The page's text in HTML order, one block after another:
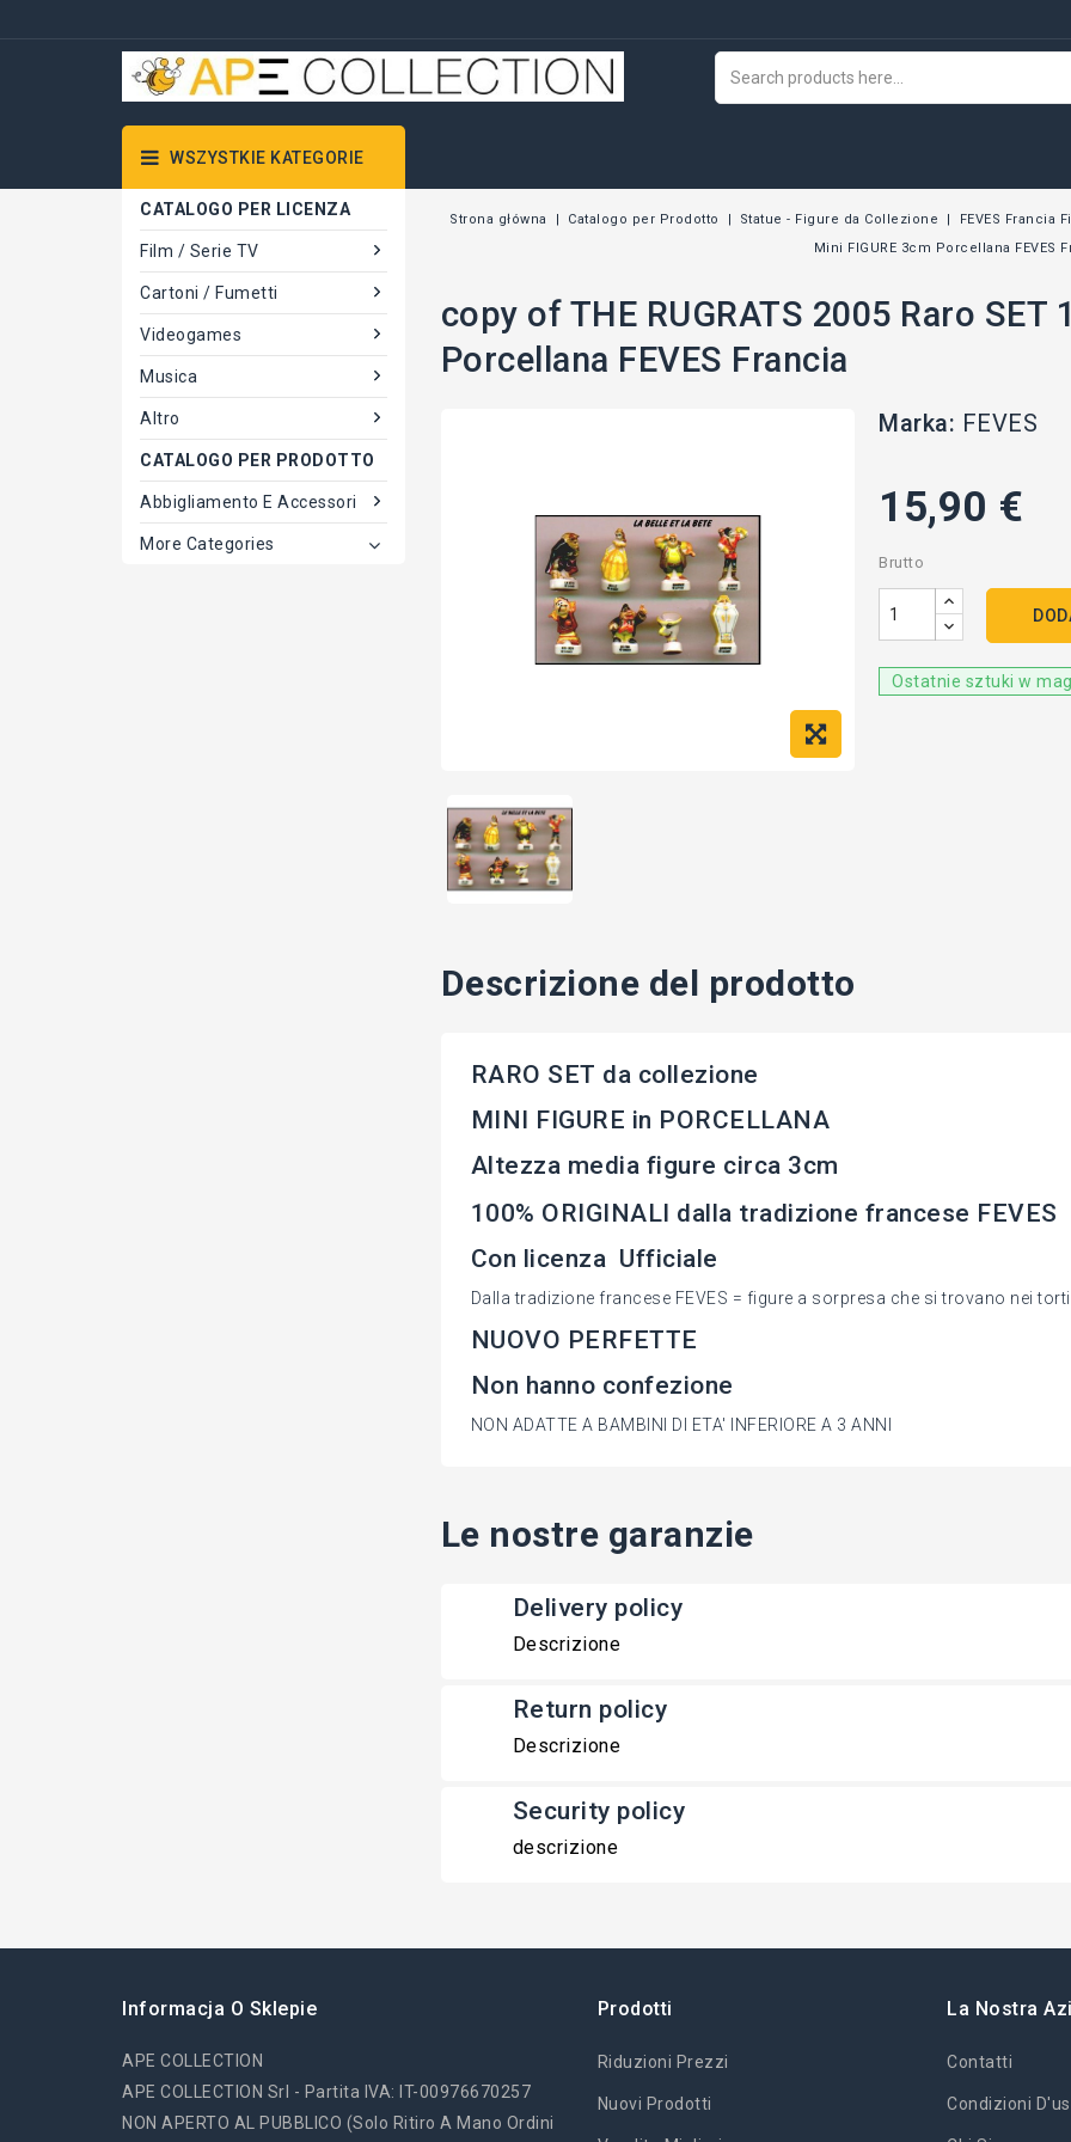
WSZYSTKIE KATEGORIE
CATALOGO PER LICENZA
Film / Serie TV
Cartoni / Fumetti
Videogames
Musica
Altro
CATALOGO PER PRODOTTO
Abbigliamento E Accessori
More Categories
Strona główna Catalogo per Prodotto Statue - Figure da Collezione FEVES Francia
Mini FIGURE 3cm Porcellana FEVES
copy of THE RUGRATS 2005 Raro SET
Porcellana FEVES Francia
Marka: FEVES
15,90 €
Brutto
Ostatnie sztuki w
Descrizione del prodotto
RARO SET da collezione
MINI FIGURE in PORCELLANA
Altezza media figure circa 3cm
100% ORIGINALI dalla tradizione francese FEVES
Con licenza Ufficiale
Dalla tradizione francese FEVES = figure a sorpresa che si trovano nei
NUOVO PERFETTE
Non hanno confezione
NON ADATTE A BAMBINI DI ETA' INFERIORE A 3 ANNI
Le nostre garanzie
Delivery policy
Descrizione
Return policy
Descrizione
Security policy
descrizione
Informacja O Sklepie
APE COLLECTION
APE COLLECTION Srl - Partita IVA: IT-00976670257
NON APERTO AL PUBBLICO (solo Ritiro A Mano Ordini
Prodotti
Riduzioni Prezzi
Nuovi Prodotti
La Nostra
Contatti
Condizioni